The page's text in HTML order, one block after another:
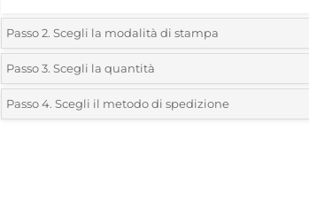
Passo 2. Scegli la modalità di stampa
*Seleziona la posizione di stampa e il colore del vostro
Ricamo (Sul risvolto)
Passo 3. Scegli la quantità
*Quantità desiderata:
Passo 4. Scegli il metodo di spedizione